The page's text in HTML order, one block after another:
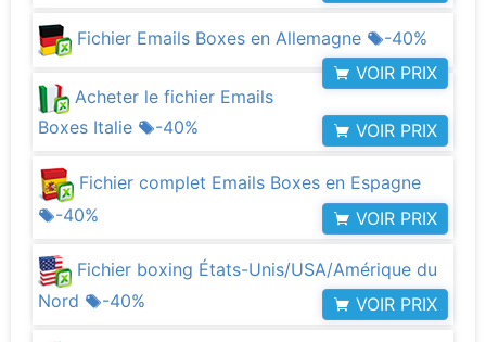
Fichier Emails Boxes en Allemagne
-40%
VOIR PRIX
Acheter le fichier Emails
Boxes Italie
-40% VOIR PRIX
Fichier complet Emails Boxes en Espagne
-40%
VOIR PRIX
Fichier boxing États-Unis/USA/Amérique du
Nord
-40% VOIR PRIX